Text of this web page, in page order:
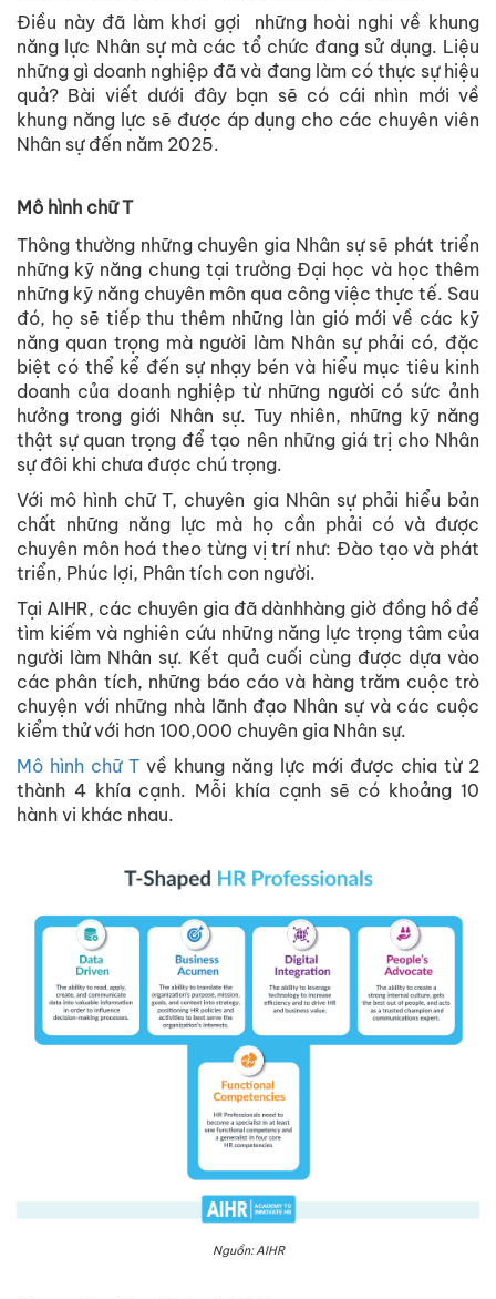
Điều này đã làm khơi gợi những hoài nghi về khung
năng lực Nhân sự mà các tổ chức đang sử dụng. Liệu
những gì doanh nghiệp đã và đang làm có thực sự hiệu
quả? Bài viết dưới đây bạn sẽ có cái nhìn mới về
khung năng lực sẽ được áp dụng cho các chuyên viên
Nhân sự đến năm 2025.
Mô hình chữ T
Thông thường những chuyên gia Nhân sự sẽ phát triển
những kỹ năng chung tại trường Đại học và học thêm
những kỹ năng chuyên môn qua công việc thực tế. Sau
đó, họ sẽ tiếp thu thêm những làn gió mới về các kỹ
năng quan trọng mà người làm Nhân sự phải có, đặc
biệt có thể kể đến sự nhạy bén và hiểu mục tiêu kinh
doanh của doanh nghiệp từ những người có sức ảnh
hưởng trong giới Nhân sự. Tuy nhiên, những kỹ năng
thật sự quan trọng để tạo nên những giá trị cho Nhân
sự đôi khi chưa được chú trọng.
Với mô hình chữ T, chuyên gia Nhân sự phải hiểu bản
chất những năng lực mà họ cần phải có và được
chuyên môn hoá theo từng vị trí như: Đào tạo và phát
triển, Phúc lợi, Phân tích con người.
Tại AIHR, các chuyên gia đã dànhhàng giờ đồng hồ để
tìm kiếm và nghiên cứu những năng lực trọng tâm của
người làm Nhân sự. Kết quả cuối cùng được dựa vào
các phân tích, những báo cáo và hàng trăm cuộc trò
chuyện với những nhà lãnh đạo Nhân sự và các cuộc
kiểm thử với hơn 100,000 chuyên gia Nhân sự.
Mô hình chữ T về khung năng lực mới được chia từ 2
thành 4 khía cạnh. Mỗi khía cạnh sẽ có khoảng 10
hành vi khác nhau.
Nguồn: AIHR